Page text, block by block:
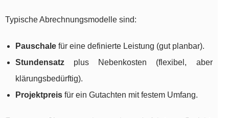
Typische Abrechnungsmodelle sind:
Pauschale für eine definierte Leistung (gut planbar).
Stundensatz plus Nebenkosten (flexibel, aber
klärungsbedürftig).
Projektpreis für ein Gutachten mit festem Umfang.